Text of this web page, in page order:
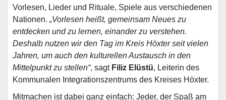
Vorlesen, Lieder und Rituale, Spiele aus verschiedenen
Nationen. „Vorlesen heißt, gemeinsam Neues zu
entdecken und zu lernen, einander zu verstehen.
Deshalb nutzen wir den Tag im Kreis Höxter seit vielen
Jahren, um auch den kulturellen Austausch in den
Mittelpunkt zu stellen“, sagt Filiz Elüstü, Leiterin des
Kommunalen Integrationszentrums des Kreises Höxter.
Mitmachen ist dabei ganz einfach: Jeder, der Spaß am